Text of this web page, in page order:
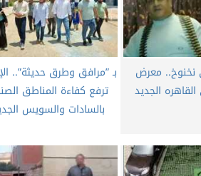
معرض
الجديد
بـ ”مرافق وطرق حديثة”..
ترفع كفاءة المناطق
بالسادات والسويس